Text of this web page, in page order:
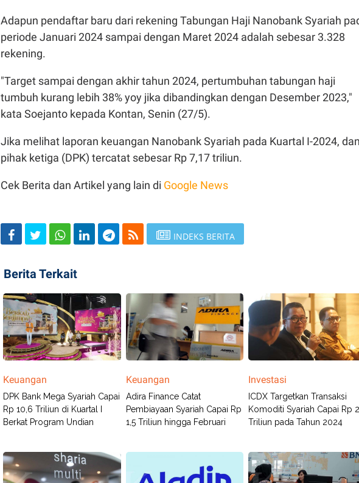
Adapun pendaftar baru dari rekening Tabungan Haji Nanobank Syariah
periode Januari 2024 sampai dengan Maret 2024 adalah sebesar 3.328
rekening.
"Target sampai dengan akhir tahun 2024, pertumbuhan tabungan haji
tumbuh kurang lebih 38% yoy jika dibandingkan dengan Desember 2023,"
kata Soejanto kepada Kontan, Senin (27/5).
Jika melihat laporan keuangan Nanobank Syariah pada Kuartal I-2024,
pihak ketiga (DPK) tercatat sebesar Rp 7,17 triliun.
Cek Berita dan Artikel yang lain di Google News
INDEKS BERITA
Berita Terkait
Keuangan
DPK Bank Mega Syariah Capai
Rp 10,6 Triliun di Kuartal I
Berkat Program Undian
Keuangan
Adira Finance Catat
Pembiayaan Syariah Capai Rp
1,5 Triliun hingga Februari
Investasi
ICDX Targetkan Transaksi
Komoditi Syariah Capai Rp
Triliun pada Tahun 2024